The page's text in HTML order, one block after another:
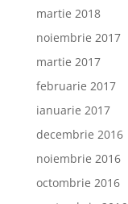
martie 2018
noiembrie 2017
martie 2017
februarie 2017
ianuarie 2017
decembrie 2016
noiembrie 2016
octombrie 2016